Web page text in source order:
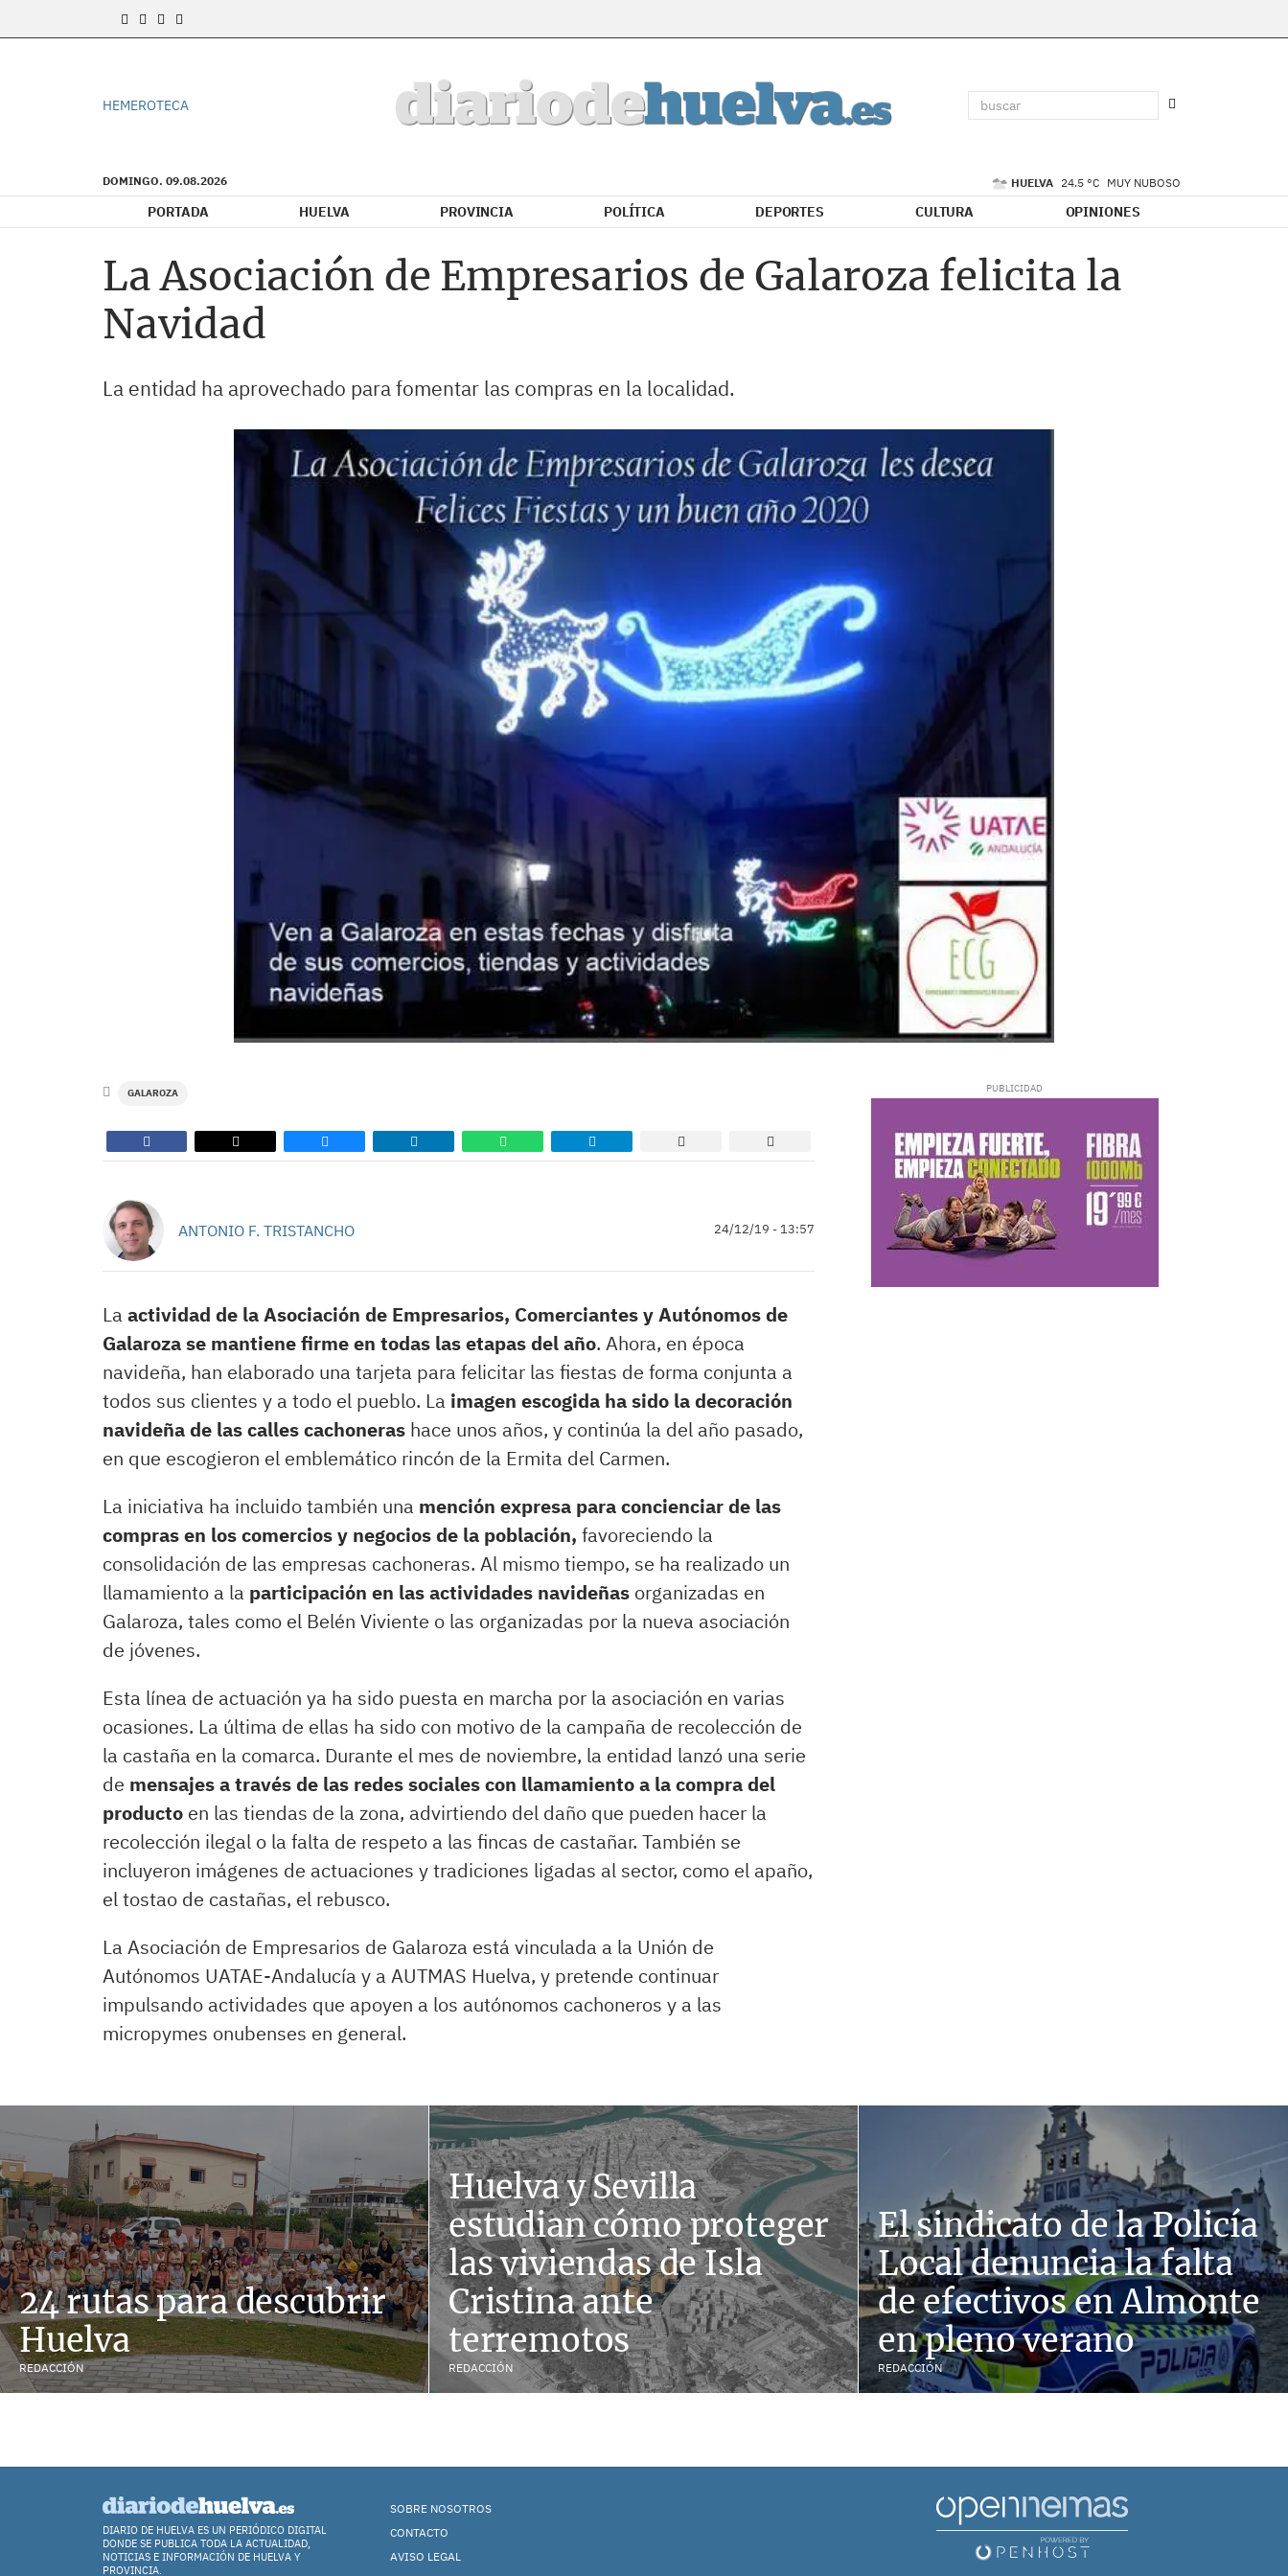
HEMEROTECA
DOMINGO. 09.08.2026 HUELVA 24.5 °C MUY NUBOSO
PORTADA HUELVA PROVINCIA POLÍTICA DEPORTES CULTURA OPINIONES
La Asociación de Empresarios de Galaroza felicita la
Navidad
La entidad ha aprovechado para fomentar las compras en la localidad.
GALAROZA
ANTONIO F. TRISTANCHO 24/12/19 - 13:57
La actividad de la Asociación de Empresarios, Comerciantes y Autónomos de
Galaroza se mantiene firme en todas las etapas del año. Ahora, en época
navideña, han elaborado una tarjeta para felicitar las fiestas de forma conjunta a
todos sus clientes y a todo el pueblo. La imagen escogida ha sido la decoración
navideña de las calles cachoneras hace unos años, y continúa la del año pasado,
en que escogieron el emblemático rincón de la Ermita del Carmen.
La iniciativa ha incluido también una mención expresa para concienciar de las
compras en los comercios y negocios de la población, favoreciendo la
consolidación de las empresas cachoneras. Al mismo tiempo, se ha realizado un
llamamiento a la participación en las actividades navideñas organizadas en
Galaroza, tales como el Belén Viviente o las organizadas por la nueva asociación
de jóvenes.
Esta línea de actuación ya ha sido puesta en marcha por la asociación en varias
ocasiones. La última de ellas ha sido con motivo de la campaña de recolección de
la castaña en la comarca. Durante el mes de noviembre, la entidad lanzó una serie
de mensajes a través de las redes sociales con llamamiento a la compra del
producto en las tiendas de la zona, advirtiendo del daño que pueden hacer la
recolección ilegal o la falta de respeto a las fincas de castañar. También se
incluyeron imágenes de actuaciones y tradiciones ligadas al sector, como el apaño,
el tostao de castañas, el rebusco.
La Asociación de Empresarios de Galaroza está vinculada a la Unión de
Autónomos UATAE-Andalucía y a AUTMAS Huelva, y pretende continuar
impulsando actividades que apoyen a los autónomos cachoneros y a las
micropymes onubenses en general.
24 rutas para descubrir
Huelva
REDACCIÓN
Huelva y Sevilla
estudian cómo proteger
las viviendas de Isla
Cristina ante
terremotos
REDACCIÓN
El sindicato de la Policía
Local denuncia la falta
de efectivos en Almonte
en pleno verano
REDACCIÓN
DIARIO DE HUELVA ES UN PERIÓDICO DIGITAL
DONDE SE PUBLICA TODA LA ACTUALIDAD,
NOTICIAS E INFORMACIÓN DE HUELVA Y
PROVINCIA.
SOBRE NOSOTROS
CONTACTO
AVISO LEGAL